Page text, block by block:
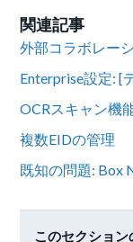
関連記事
外部コラボレー
Enterprise設定: [
OCRスキャン機
複数EIDの管理
既知の問題: Box
このセクション